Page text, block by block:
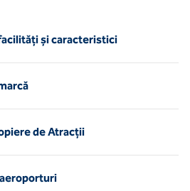
și caracteristici
de Atracții